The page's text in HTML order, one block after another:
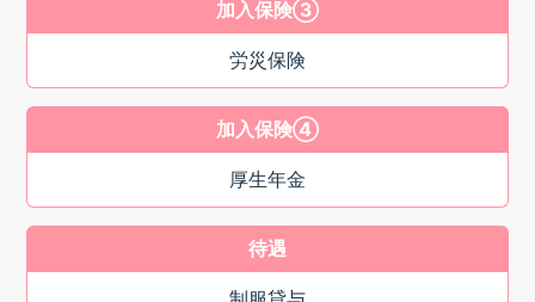
加入保険③
労災保険
加入保険④
厚生年金
待遇